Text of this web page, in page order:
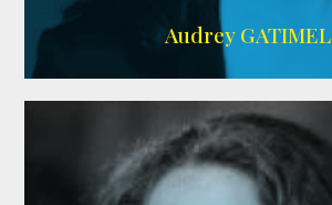
Audrey GATIMEL